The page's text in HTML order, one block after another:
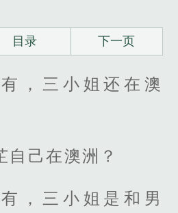
目录 下一页
，三小姐还在澳
自己在澳洲？
，三小姐是和男